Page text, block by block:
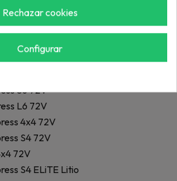
EFI
S4 EFI
L6 EFI
S6 EFI
S6 72V
L6 72V
4x4 72V
S4 72V
72V
S4 ELiTE Litio
Rechazar cookies
Configurar